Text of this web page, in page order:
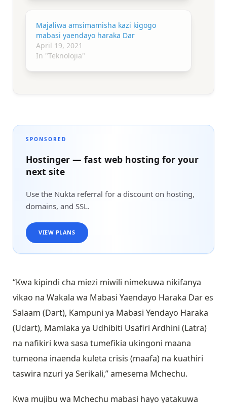
Majaliwa amsimamisha kazi kigogo
mabasi yaendayo haraka Dar
April 19, 2021
In "Teknolojia"
SPONSORED
Hostinger — fast web hosting for your
next site
Use the Nukta referral for a discount on hosting,
domains, and SSL.
VIEW PLANS
“Kwa kipindi cha miezi miwili nimekuwa nikifanya
vikao na Wakala wa Mabasi Yaendayo Haraka Dar es
Salaam (Dart), Kampuni ya Mabasi Yendayo Haraka
(Udart), Mamlaka ya Udhibiti Usafiri Ardhini (Latra)
na nafikiri kwa sasa tumefikia ukingoni maana
tumeona inaenda kuleta crisis (maafa) na kuathiri
taswira nzuri ya Serikali,” amesema Mchechu.
Kwa mujibu wa Mchechu mabasi hayo yatakuwa